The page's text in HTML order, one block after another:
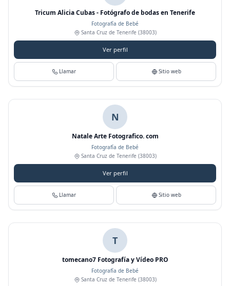
Tricum Alicia Cubas - Fotógrafo de bodas en Tenerife
Fotografía de Bebé
Santa Cruz de Tenerife (38003)
Ver perfil
Llamar Sitio web
N
Natale Arte Fotografico. com
Fotografía de Bebé
Santa Cruz de Tenerife (38003)
Ver perfil
Llamar Sitio web
T
tomecano7 Fotografía y Vídeo PRO
Fotografía de Bebé
Santa Cruz de Tenerife (38003)